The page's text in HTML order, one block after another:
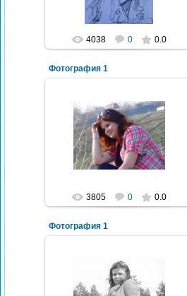
4038 0 0.0
Фотография 1
06.08.2012
Рыжий=^_^=Кот
3805 0 0.0
Фотография 1
06.08.2012